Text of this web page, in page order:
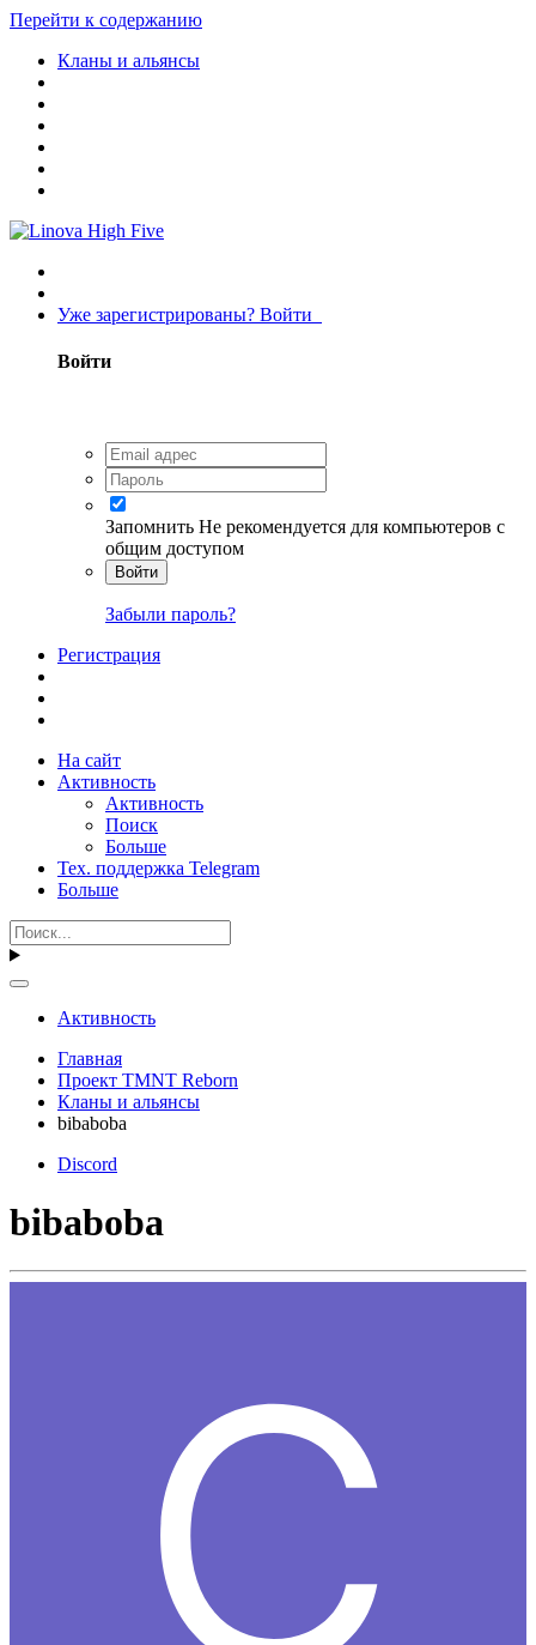
Перейти к содержанию
Кланы и альянсы
Уже зарегистрированы? Войти
Войти
Запомнить Не рекомендуется для компьютеров с
общим доступом
Войти
Забыли пароль?
Регистрация
На сайт
Активность
Активность
Поиск
Больше
Тех. поддержка Telegram
Больше
Активность
Главная
Проект TMNT Reborn
Кланы и альянсы
bibaboba
Discord
bibaboba